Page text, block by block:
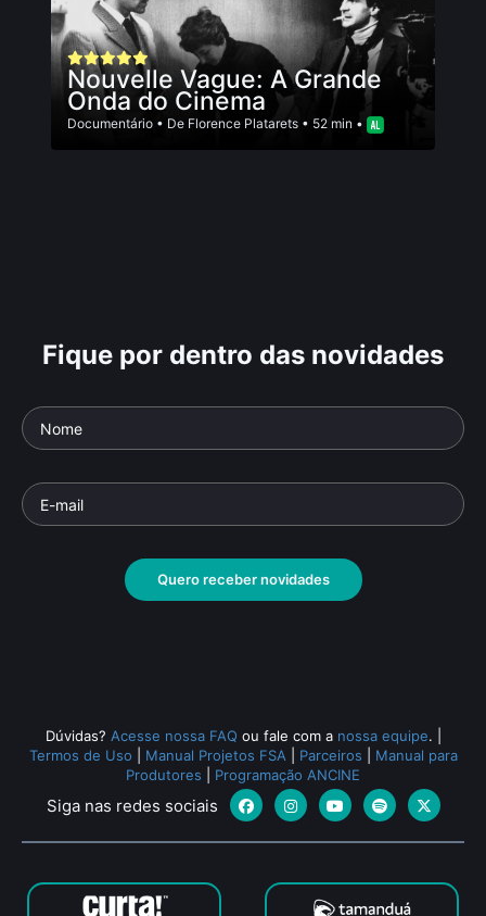
Nouvelle Vague: A Grande
Onda do Cinema
Documentário • De Florence Platarets • 52 min •
Fique por dentro das novidades
Quero receber novidades
Dúvidas? Acesse nossa FAQ ou fale com a nossa equipe.
Termos de Uso
Manual Projetos FSA Parceiros
Manual para
Produtores
Programação ANCINE
Siga nas redes sociais